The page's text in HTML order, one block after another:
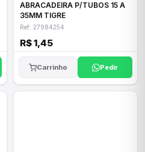
ABRACADEIRA P/TUBOS 15 A
35MM TIGRE
Ref: 27984254
R$ 1,45
Carrinho Pedir